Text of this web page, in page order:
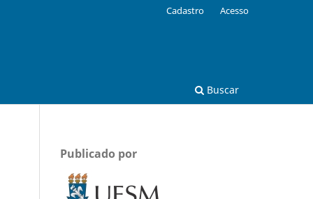
Buscar
Cadastro Acesso
Publicado por